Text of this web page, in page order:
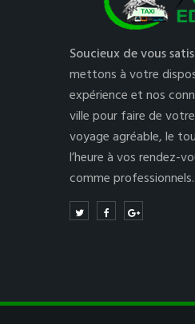
Soucieux de vous
mettons à votre
expérience et nos
ville pour faire de
voyage agréable, le
l’heure à vos rendez-
comme professionnels.